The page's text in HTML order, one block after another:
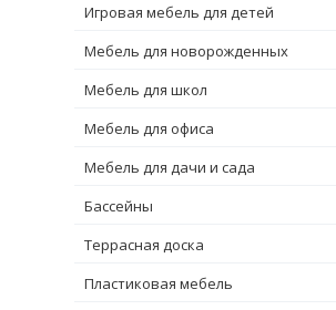
Игровая мебель для детей
Мебель для новорожденных
Мебель для школ
Мебель для офиса
Мебель для дачи и сада
Бассейны
Террасная доска
Пластиковая мебель